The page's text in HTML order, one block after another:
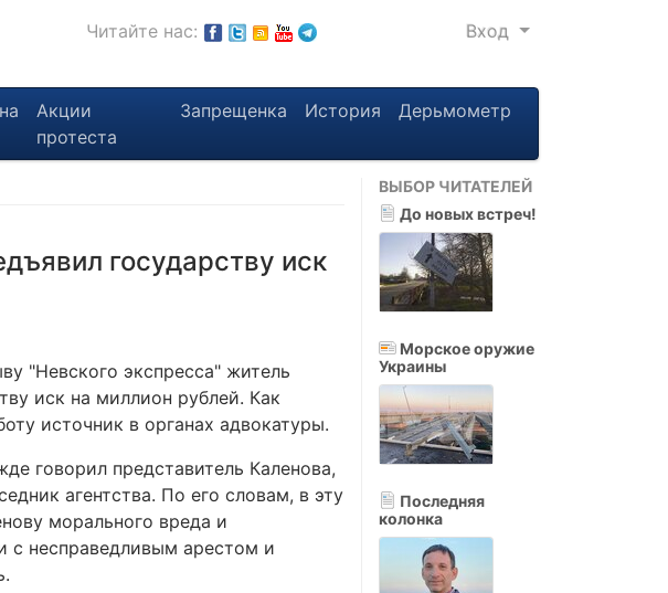
Читайте нас: Вход
Акции
протеста
Запрещенка История Дерьмометр
государству иск
"Невского экспресса" житель
иск на миллион рублей. Как
источник в органах адвокатуры.
говорил представитель Каленова,
агентства. По его словам, в эту
морального вреда и
с несправедливым арестом и
ВЫБОР ЧИТАТЕЛЕЙ
До новых встреч!
Морское оружие
Украины
Последняя
колонка